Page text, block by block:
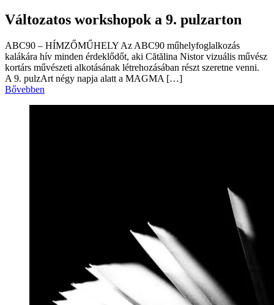
Változatos workshopok a 9. pulzarton
ABC90 – HÍMZŐMŰHELY Az ABC90 műhelyfoglalkozás
kalákára hív minden érdeklődőt, aki Cătălina Nistor vizuális művész
kortárs művészeti alkotásának létrehozásában részt szeretne venni.
A 9. pulzArt négy napja alatt a MAGMA […]
Bővebben